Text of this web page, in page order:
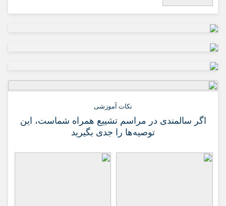
نکات آموزشی
اگر سالمندی در مراسم تشییع همراه شماست، این
توصیه‌ها را جدی بگیرید